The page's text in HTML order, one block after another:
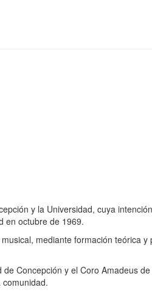
y la Universidad, cuya
en octubre de 1969.
mediante formación teórica y
Concepción y el Coro Amadeus